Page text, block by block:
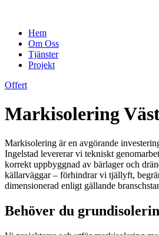
Hem
Om Oss
Tjänster
Projekt
Offert
Markisolering
Markisolering är en avgörande
Ingelstad levererar vi tekniskt
korrekt uppbyggnad av bärlager och
källarväggar – förhindrar vi tjällyft,
dimensionerad enligt gällande
Behöver du